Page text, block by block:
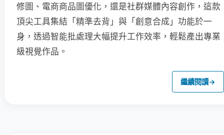
修圖、電商商品圖優化，還是社群媒體內容創作，這款
頂尖工具集結「精準去背」與「創意合成」功能於一
身，透過智能批處理大幅提升工作效率，輕鬆產出專業
級視覺作品。
繼續閱讀→